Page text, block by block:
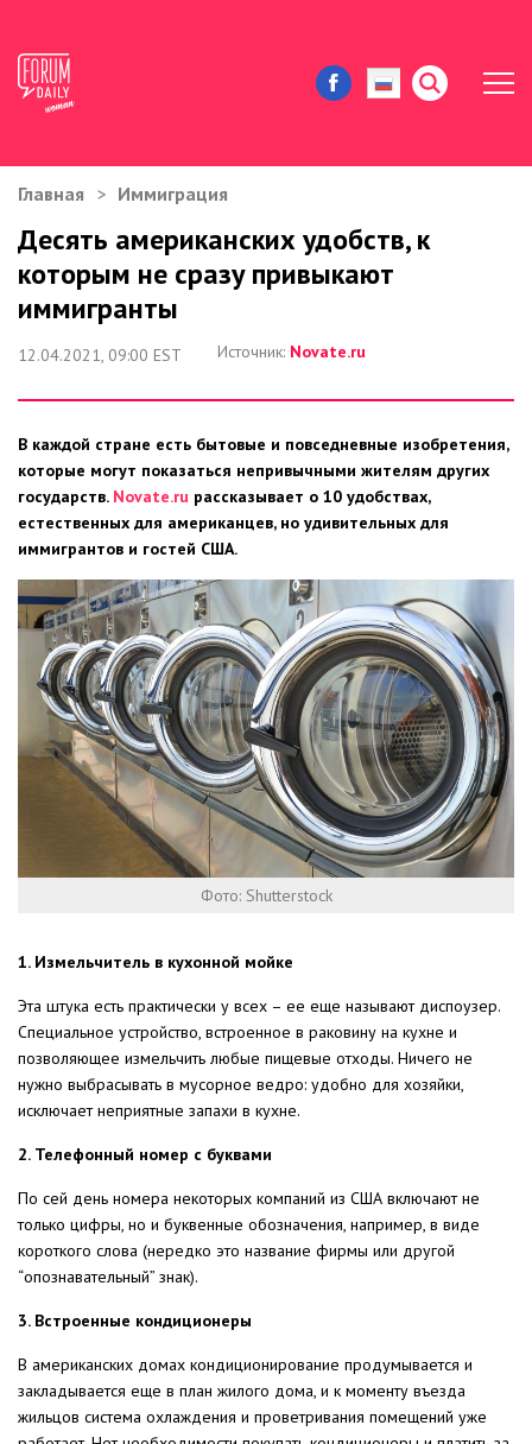
ЖИЗНЬ И ИСТОРИИ
ИММИГРАЦИЯ В США
ЗНАМЕНИТОСТИ
ЗДОРОВЬЕ И КРАСОТА
ДОМ И ЕДА
Главная Иммиграция
Десять американских удобств, к
которым не сразу привыкают
иммигранты
12.04.2021, 09:00 EST Источник: Novate.ru
В каждой стране есть бытовые и повседневные изобретения,
которые могут показаться непривычными жителям других
государств. Novate.ru рассказывает о 10 удобствах,
естественных для американцев, но удивительных для
иммигрантов и гостей США.
Фото: Shutterstock
1. Измельчитель в кухонной мойке
Эта штука есть практически у всех – ее еще называют диспоузер.
Специальное устройство, встроенное в раковину на кухне и
позволяющее измельчить любые пищевые отходы. Ничего не
нужно выбрасывать в мусорное ведро: удобно для хозяйки,
исключает неприятные запахи в кухне.
2. Телефонный номер с буквами
По сей день номера некоторых компаний из США включают не
только цифры, но и буквенные обозначения, например, в виде
короткого слова (нередко это название фирмы или другой
“опознавательный” знак).
3. Встроенные кондиционеры
В американских домах кондиционирование продумывается и
закладывается еще в план жилого дома, и к моменту въезда
жильцов система охлаждения и проветривания помещений уже